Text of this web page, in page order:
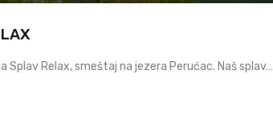
Splav Relax, smeštaj na jezera Perućac. Naš splav…